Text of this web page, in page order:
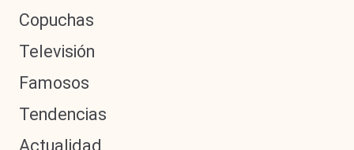
Copuchas
Televisión
Famosos
Tendencias
Actualidad